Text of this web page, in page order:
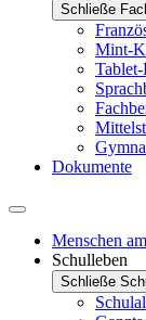
Schließe
Mint-
Dokumente
Menschen
Schulleben
Schließe